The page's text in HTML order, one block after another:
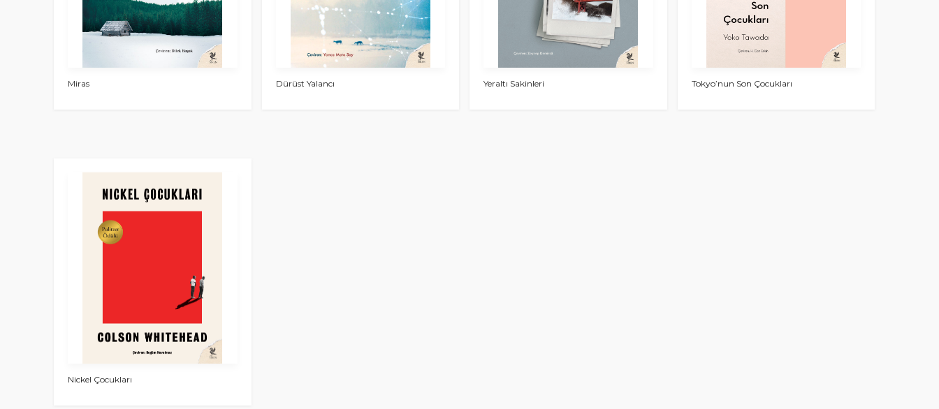
Miras Dürüst Yalancı Yeraltı Sakinleri Tokyo’nun Son Çocukları
Nickel Çocukları